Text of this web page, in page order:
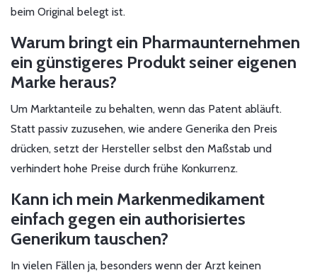
beim Original belegt ist.
Warum bringt ein Pharmaunternehmen
ein günstigeres Produkt seiner eigenen
Marke heraus?
Um Marktanteile zu behalten, wenn das Patent abläuft.
Statt passiv zuzusehen, wie andere Generika den Preis
drücken, setzt der Hersteller selbst den Maßstab und
verhindert hohe Preise durch frühe Konkurrenz.
Kann ich mein Markenmedikament
einfach gegen ein authorisiertes
Generikum tauschen?
In vielen Fällen ja, besonders wenn der Arzt keinen